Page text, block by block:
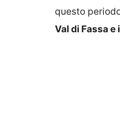
questo
Val di Fassa